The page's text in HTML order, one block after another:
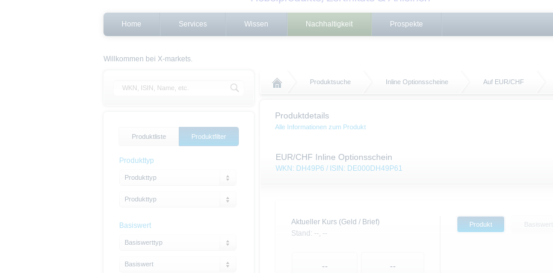
Home Services Wissen Nachhaltigkeit Prospekte
Willkommen bei X-markets.
Produktsuche Inline Optionsscheine Auf EUR/CHF
Produktdetails
Alle Informationen zum Produkt
EUR/CHF Inline Optionsschein
WKN: DH49P6 / ISIN: DE000DH49P61
Aktueller Kurs (Geld / Brief)
Stand: --, --
-- --
Produkt Basiswert
Produktliste Produktfilter
Produkttyp
Produkttyp
Produkttyp
Basiswert
Basiswerttyp
Basiswert